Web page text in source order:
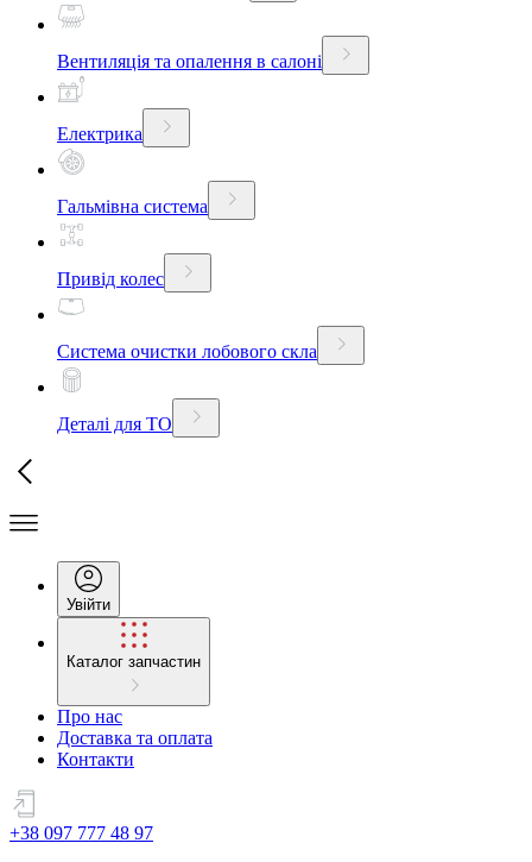
Вентиляція та опалення в салоні
Електрика
Гальмівна система
Привід колес
Система очистки лобового скла
Деталі для ТО
Увійти
Каталог запчастин
Про нас
Доставка та оплата
Контакти
+38 097 777 48 97